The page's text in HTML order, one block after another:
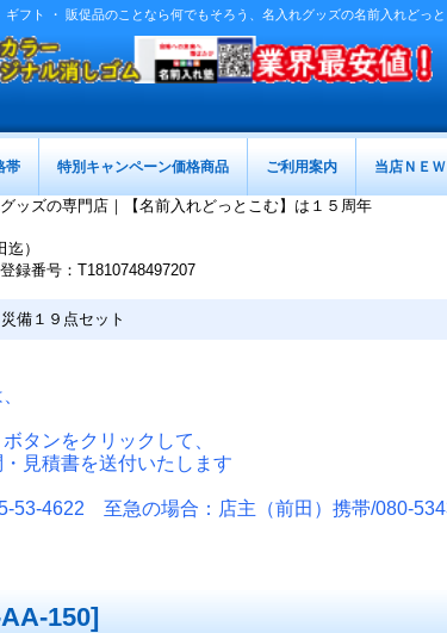
フト ・ 販促品のことなら何でもそろう、名入れグッズの名前入れどっ
帯 特別キャンペーン価格商品 ご利用案内 当店ＮＥ
ッズの専門店｜【名前入れどっとこむ】は１５周年
）
録番号：T1810748497207
災備１９点セット
タンをクリックして、
見積書を送付いたします
4622 至急の場合：店主（前田）携帯/080-
150]